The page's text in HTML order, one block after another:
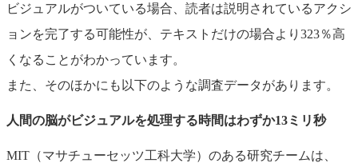
ビジュアルがついている場合、読者は説明されているアクシ
ョンを完了する可能性が、テキストだけの場合より323％高
くなることがわかっています。
また、そのほかにも以下のような調査データがあります。
人間の脳がビジュアルを処理する時間はわずか13ミリ秒
MIT（マサチューセッツ工科大学）のある研究チームは、